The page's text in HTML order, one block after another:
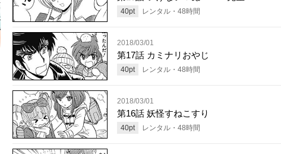
40pt レンタル・ 48時間
2018/03/01
第17話 カミナリおやじ
40pt レンタル・ 48時間
2018/03/01
第16話 妖怪すねこすり
40pt レンタル・ 48時間